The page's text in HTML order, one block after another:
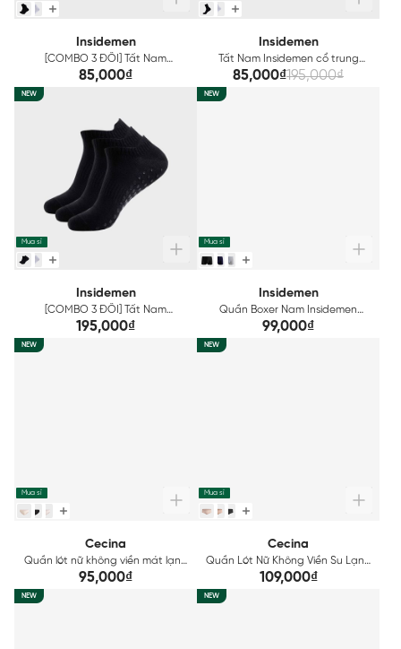
Insidemen
[COMBO 3 ĐÔI] Tất Nam
Insidemen cổ trung ISC033EDP03
85,000₫
Insidemen
Tất Nam Insidemen cổ trung
ISC033EDP01
85,000₫195,000₫
NEW
Mua sỉ
Insidemen
[COMBO 3 ĐÔI] Tất Nam
Insidemen cổ ngắn ISC032EDP03
195,000₫
NEW
Mua sỉ
Insidemen
Quần Boxer Nam Insidemen
Polyamide IBX502EDP01
99,000₫
NEW
Mua sỉ
Cecina
Quần lót nữ không viền mát lạnh
Cecina CBI010EDP01
95,000₫
NEW
Mua sỉ
Cecina
Quần Lót Nữ Không Viền Su Lạnh
Cecina CBI003EGP01
109,000₫
NEW NEW